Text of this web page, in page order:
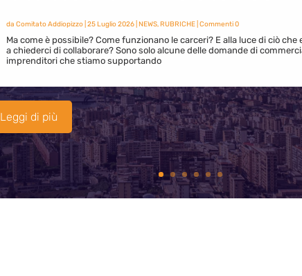
da Comitato Addiopizzo| 25 Luglio 2026| NEWS,RUBRICHE| Commenti 0
Ma come è possibile? Come funzionano le carceri? E alla luce di ciò
a chiederci di collaborare? Sono solo alcune delle domande di
imprenditori che stiamo supportando
Leggi di più